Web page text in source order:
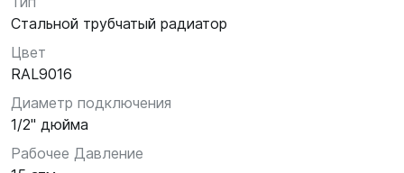
Стальной трубчатый радиатор
Цвет
RAL9016
Диаметр подключения
1/2" дюйма
Рабочее Давление